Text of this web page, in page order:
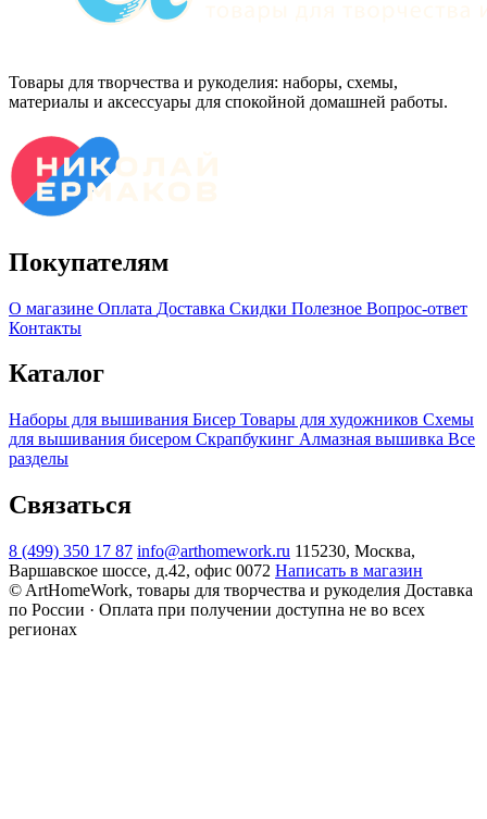
Товары для творчества и рукоделия: наборы, схемы,
материалы и аксессуары для спокойной домашней работы.
Покупателям
О магазине Оплата Доставка Скидки Полезное Вопрос-ответ
Контакты
Каталог
Наборы для вышивания Бисер Товары для художников Схемы
для вышивания бисером Скрапбукинг Алмазная вышивка Все
разделы
Связаться
8 (499) 350 17 87 info@arthomework.ru 115230, Москва,
Варшавское шоссе, д.42, офис 0072 Написать в магазин
© ArtHomeWork, товары для творчества и рукоделия Доставка
по России · Оплата при получении доступна не во всех
регионах